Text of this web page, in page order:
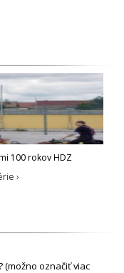
100 rokov HDZ
›
(možno označiť viac